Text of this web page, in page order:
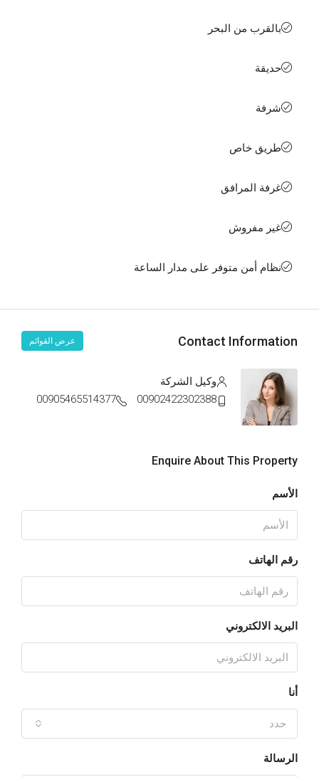
بالقرب من البحر
حديقة
شرفة
طريق خاص
غرفة المرافق
غير مفروش
نظام أمن متوفر على مدار الساعة
Contact Information عرض القوائم
وكيل الشركة
00902422302388
00905465514377
Enquire About This Property
الأسم
رقم الهاتف
البريد الالكتروني
أنا
حدد
الرسالة